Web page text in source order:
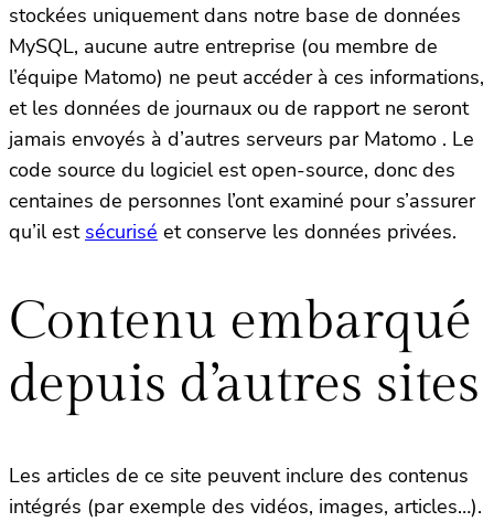
stockées uniquement dans notre base de données
MySQL, aucune autre entreprise (ou membre de
l’équipe Matomo) ne peut accéder à ces informations,
et les données de journaux ou de rapport ne seront
jamais envoyés à d’autres serveurs par Matomo . Le
code source du logiciel est open-source, donc des
centaines de personnes l’ont examiné pour s’assurer
qu’il est sécurisé et conserve les données privées.
Contenu embarqué
depuis d’autres sites
Les articles de ce site peuvent inclure des contenus
intégrés (par exemple des vidéos, images, articles…).